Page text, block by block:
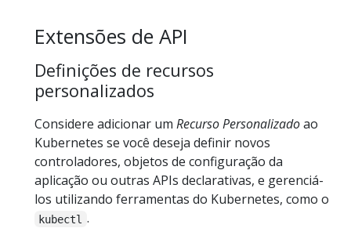
Extensões de API
Definições de recursos
personalizados
Considere adicionar um Recurso Personalizadoao
Kubernetes se você deseja definir novos
controladores, objetos de configuração da
aplicação ou outras APIs declarativas, e gerenciá-
los utilizando ferramentas do Kubernetes, como o
kubectl .